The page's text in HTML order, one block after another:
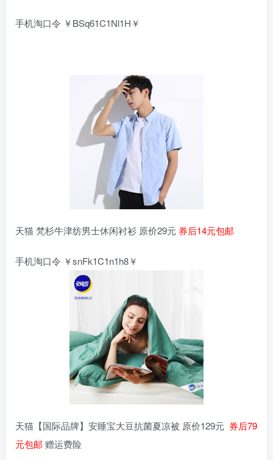
手机淘口令 ￥BSq61C1Nl1H￥
天猫 梵杉牛津纺男士休闲衬衫 原价29元 券后14元包邮
手机淘口令 ￥snFk1C1n1h8￥
天猫【国际品牌】安睡宝大豆抗菌夏凉被 原价129元 券后79
元包邮 赠运费险